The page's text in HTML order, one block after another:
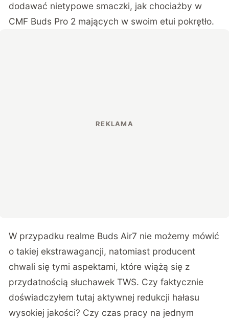
dodawać nietypowe smaczki, jak chociażby w
CMF Buds Pro 2 mających w swoim etui pokrętło.
W przypadku realme Buds Air7 nie możemy mówić
o takiej ekstrawagancji, natomiast producent
chwali się tymi aspektami, które wiążą się z
przydatnością słuchawek TWS. Czy faktycznie
doświadczyłem tutaj aktywnej redukcji hałasu
wysokiej jakości? Czy czas pracy na jednym